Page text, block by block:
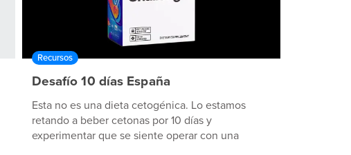
Recursos
Desafío 10 días España
Esta no es una dieta cetogénica. Lo estamos
retando a beber cetonas por 10 días y
experimentar que se siente operar con una